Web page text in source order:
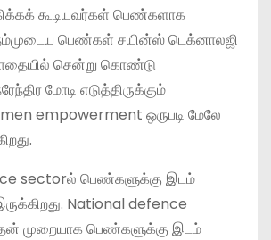
கூடியவர்கள் பெண்களாக
பெண்கள் சயின்ஸ் டெக்னாலஜி
சென்று கொண்டு
மோடி எடுத்திருக்கும்
empowerment ஒருபடி மேலே
sectorல் பெண்களுக்கு இடம்
National defence
முறையாக பெண்களுக்கு இடம்